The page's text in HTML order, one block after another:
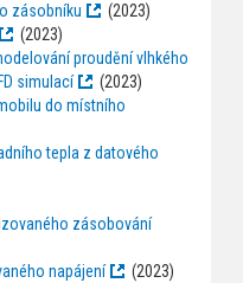
zásobníku
(2023)
(2023)
proudění vlhkého
simulací
(2023)
do místního
tepla z datového
zásobování
napájení
(2023)